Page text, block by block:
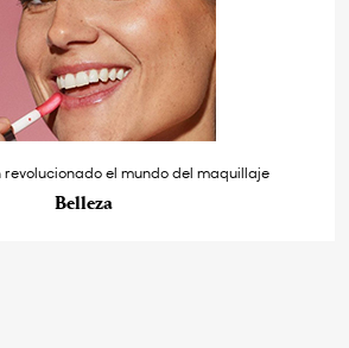
revolucionado el mundo del maquillaje
Belleza